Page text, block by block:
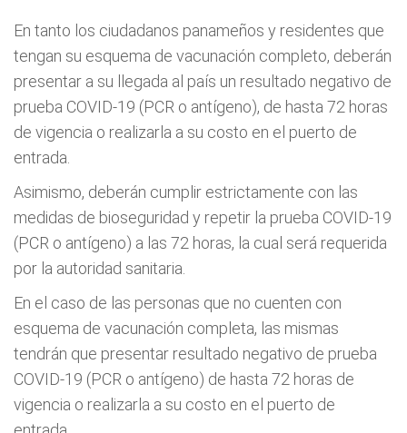
En tanto los ciudadanos panameños y residentes que
tengan su esquema de vacunación completo, deberán
presentar a su llegada al país un resultado negativo de
prueba COVID-19 (PCR o antígeno), de hasta 72 horas
de vigencia o realizarla a su costo en el puerto de
entrada.
Asimismo, deberán cumplir estrictamente con las
medidas de bioseguridad y repetir la prueba COVID-19
(PCR o antígeno) a las 72 horas, la cual será requerida
por la autoridad sanitaria.
En el caso de las personas que no cuenten con
esquema de vacunación completa, las mismas
tendrán que presentar resultado negativo de prueba
COVID-19 (PCR o antígeno) de hasta 72 horas de
vigencia o realizarla a su costo en el puerto de